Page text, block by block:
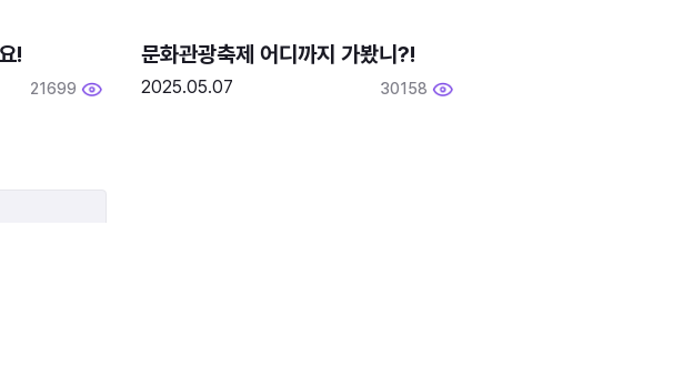
!
21699
문화관광축제 어디까지 가봤니?!
2025.05.07 30158